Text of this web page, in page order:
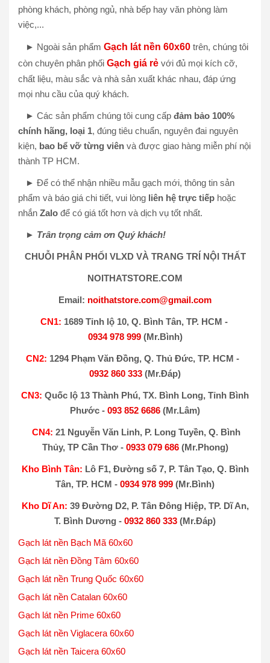
phòng khách, phòng ngủ, nhà bếp hay văn phòng làm
việc,...
► Ngoài sản phẩm Gạch lát nền 60x60 trên, chúng tôi
còn chuyên phân phối Gạch giá rẻ với đủ mọi kích cỡ,
chất liệu, màu sắc và nhà sản xuất khác nhau, đáp ứng
mọi nhu cầu của quý khách.
► Các sản phẩm chúng tôi cung cấp đảm bảo 100%
chính hãng, loại 1, đúng tiêu chuẩn, nguyên đai nguyên
kiện, bao bể vỡ từng viên và được giao hàng miễn phí nội
thành TP HCM.
► Để có thể nhận nhiều mẫu gạch mới, thông tin sản
phẩm và báo giá chi tiết, vui lòng liên hệ trực tiếp hoặc
nhắn Zalo để có giá tốt hơn và dịch vụ tốt nhất.
► Trân trọng cảm ơn Quý khách!
CHUỖI PHÂN PHỐI VLXD VÀ TRANG TRÍ NỘI THẤT
NOITHATSTORE.COM
Email: noithatstore.com@gmail.com
CN1: 1689 Tỉnh lộ 10, Q. Bình Tân, TP. HCM -
0934 978 999(Mr.Bình)
CN2: 1294 Phạm Văn Đồng, Q. Thủ Đức, TP. HCM -
0932 860 333 (Mr.Đáp)
CN3: Quốc lộ 13 Thành Phú, TX. Bình Long, Tỉnh Bình
Phước - 093 852 6686 (Mr.Lâm)
CN4: 21 Nguyễn Văn Linh, P. Long Tuyền, Q. Bình
Thủy, TP Cần Thơ - 0933 079 686(Mr.Phong)
Kho Bình Tân: Lô F1, Đường số 7, P. Tân Tạo, Q. Bình
Tân, TP. HCM - 0934 978 999 (Mr.Bình)
Kho Dĩ An: 39 Đường D2, P. Tân Đông Hiệp, TP. Dĩ An,
T. Bình Dương - 0932 860 333 (Mr.Đáp)
Gạch lát nền Bạch Mã 60x60
Gạch lát nền Đồng Tâm 60x60
Gạch lát nền Trung Quốc 60x60
Gạch lát nền Catalan 60x60
Gạch lát nền Prime 60x60
Gạch lát nền Viglacera 60x60
Gạch lát nền Taicera 60x60